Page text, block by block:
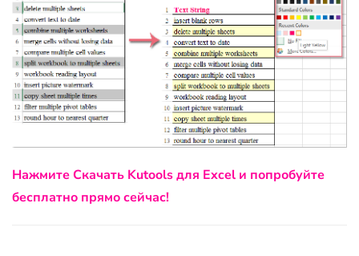
Нажмите Скачать Kutools для Excel и попробуйте
бесплатно прямо сейчас!